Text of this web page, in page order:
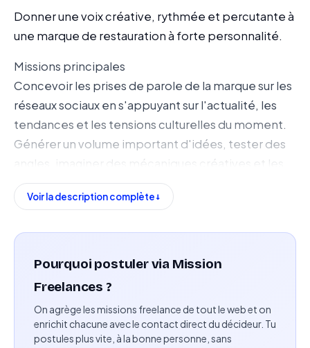
Donner une voix créative, rythmée et percutante à
une marque de restauration à forte personnalité.
Missions principales
Concevoir les prises de parole de la marque sur les
réseaux sociaux en s'appuyant sur l'actualité, les
tendances et les tensions culturelles du moment.
Générer un volume important d'idées, tester des
angles, imaginer des mécaniques créatives et les
pousser jusqu'à l'exécution. Produire des contenus
adaptés aux codes de TikTok, Instagram et X, en
et déclinaisons vidéo, avec un recours assumé aux
outils d'IA.
Compétences attendues
Ecriture rapide et affûtée, avec une vraie capacité
à formuler des messages simples, nets et
Voir la description complète
Pourquoi postuler via Mission
Freelances ?
On agrège les missions freelance de tout le web et on
enrichit chacune avec le contact direct du décideur. Tu
postules plus vite, à la bonne personne, sans